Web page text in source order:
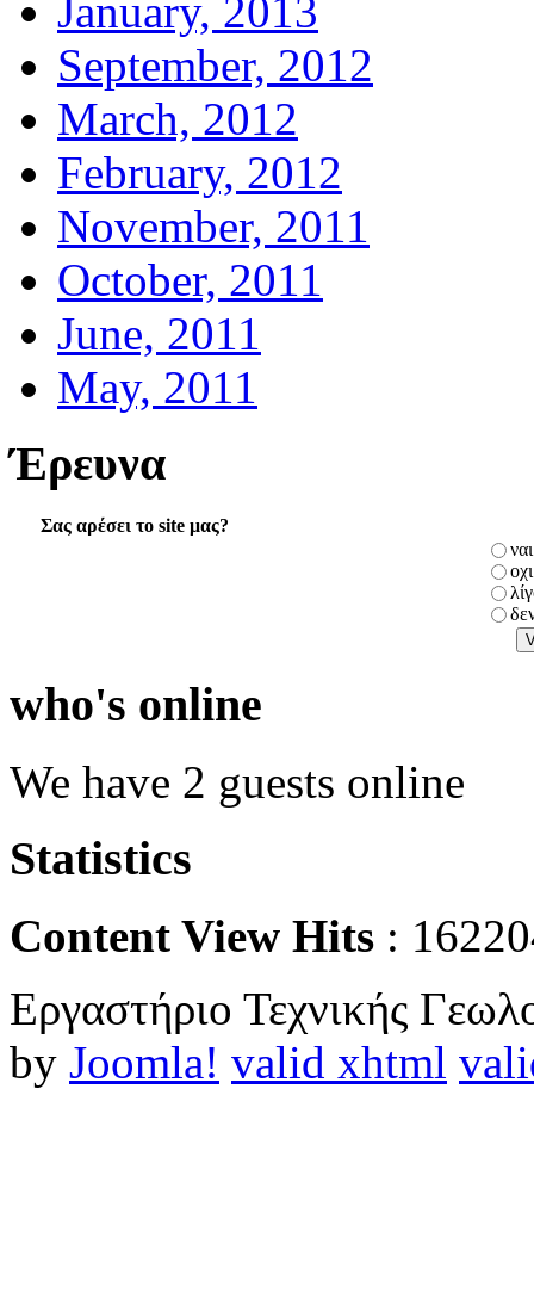
January, 2013
September, 2012
March, 2012
February, 2012
November, 2011
October, 2011
June, 2011
May, 2011
Έρευνα
Σας αρέσει το site μας?
ναι
οχι
who's online
We have 2 guests online
Statistics
Content View Hits :
Εργαστήριο Τεχνικής
by Joomla! valid xhtml